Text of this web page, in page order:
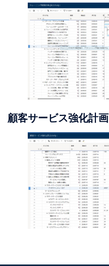
顧客サービス強化計画